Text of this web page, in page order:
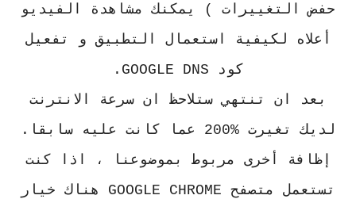
حفض التغييرات ) يمكنك مشاهدة الفيديو
أعلاه لكيفية استعمال التطبيق و تفعيل
كود GOOGLE DNS.
بعد ان تنتهي ستلاحظ ان سرعة الانترنت
لديك تغيرت %200 عما كانت عليه سابقا.
إظافة أخرى مربوط بموضوعنا ، اذا كنت
تستعمل متصفح GOOGLE CHROME هناك خيار